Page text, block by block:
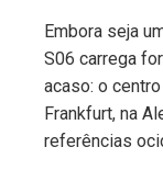
Embora seja
S06 carrega
acaso: o
Frankfurt, na
referências